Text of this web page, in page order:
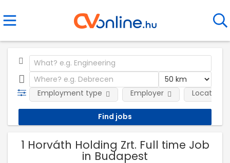
Employment type Employer Location
1 Horváth Holding Zrt. Full time Job
in Budapest